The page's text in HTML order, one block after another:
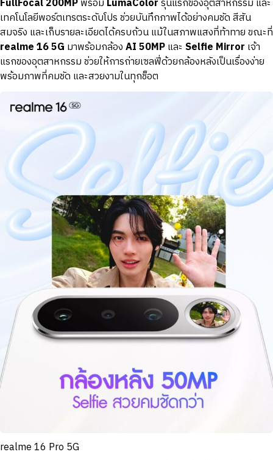
เทคโนโลยีพอร์ตเทรตระดับโปร ช่วยบันทึกภาพได้อย่างคมชัด สีสัน
สมจริง และเก็บรายละเอียดได้ครบถ้วน แม้ในสภาพแสงที่ท้าทาย ขณะที่
realme 16 5G มาพร้อมกล้องAI 50MPและ Selfie Mirror เจ้า
แรกของอุตสาหกรรม ช่วยให้การถ่ายเซลฟี่ด้วยกล้องหลังเป็นเรื่องง่าย
พร้อมภาพที่คมชัด และสวยงามในทุกช็อต
realme 16 Pro 5G